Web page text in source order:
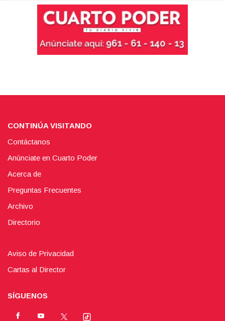
CONTINÚA VISITANDO
Contáctanos
Anúnciate en Cuarto Poder
Acerca de
Preguntas Frecuentes
Archivo
Directorio
Aviso de Privacidad
Cartas al Director
SÍGUENOS